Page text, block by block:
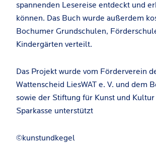
spannenden Lesereise entdeckt und
können. Das Buch wurde außerdem
Bochumer Grundschulen,
Kindergärten verteilt.
Das Projekt wurde vom Förderverein
Wattenscheid LiesWAT e. V. und dem
sowie der Stiftung für Kunst und
Sparkasse unterstützt
©kunstundkegel